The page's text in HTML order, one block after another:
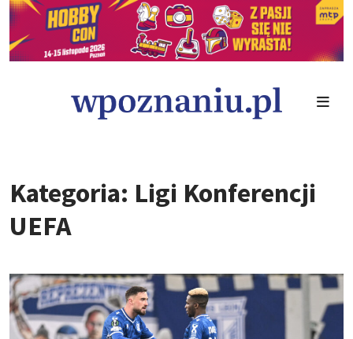
Kategoria: Ligi Konferencji
UEFA